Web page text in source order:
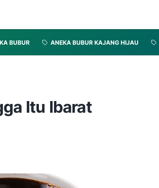
BUBUR ANEKA BUBUR KAJANG HIJAU
Itu Ibarat